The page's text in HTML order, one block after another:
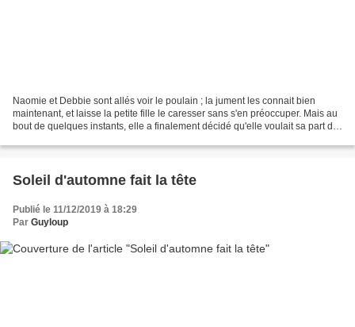
Naomie et Debbie sont allés voir le poulain ; la jument les connait bien
maintenant, et laisse la petite fille le caresser sans s'en préoccuper. Mais au
bout de quelques instants, elle a finalement décidé qu'elle voulait sa part de
Soleil d'automne fait la tête
Publié le 11/12/2019 à 18:29
Par Guyloup